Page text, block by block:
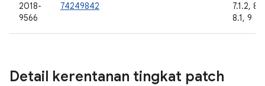
2018-
9566
74249842
7.1.2,
8.1, 9
Detail kerentanan tingkat patch